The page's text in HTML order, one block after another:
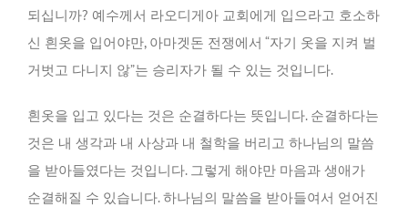
되십니까? 예수께서 라오디게아 교회에게 입으라고 호소하
신 흰옷을 입어야만, 아마겟돈 전쟁에서 “자기 옷을 지켜 벌
거벗고 다니지 않”는 승리자가 될 수 있는 것입니다.
흰옷을 입고 있다는 것은 순결하다는 뜻입니다. 순결하다는
것은 내 생각과 내 사상과 내 철학을 버리고 하나님의 말씀
을 받아들였다는 것입니다. 그렇게 해야만 마음과 생애가
순결해질 수 있습니다. 하나님의 말씀을 받아들여서 얻어진